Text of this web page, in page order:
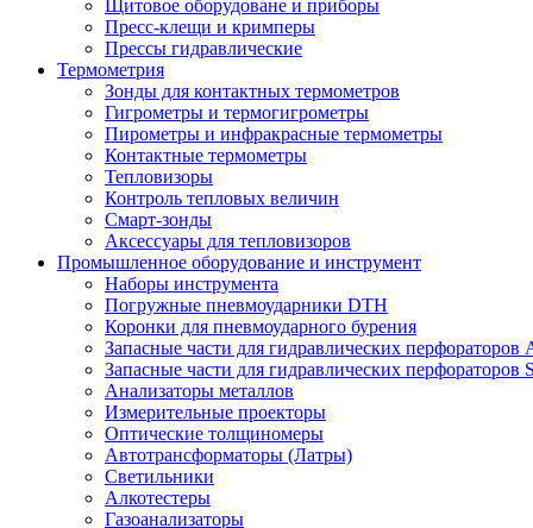
Щитовое оборудоване и приборы
Пресс-клещи и кримперы
Прессы гидравлические
Термометрия
Зонды для контактных термометров
Гигрометры и термогигрометры
Пирометры и инфракрасные термометры
Контактные термометры
Тепловизоры
Контроль тепловых величин
Смарт-зонды
Аксессуары для тепловизоров
Промышленное оборудование и инструмент
Наборы инструмента
Погружные пневмоударники DTH
Коронки для пневмоударного бурения
Запасные части для гидравлических перфораторов
Запасные части для гидравлических перфораторов
Анализаторы металлов
Измерительные проекторы
Оптические толщиномеры
Автотрансформаторы (Латры)
Светильники
Алкотестеры
Газоанализаторы